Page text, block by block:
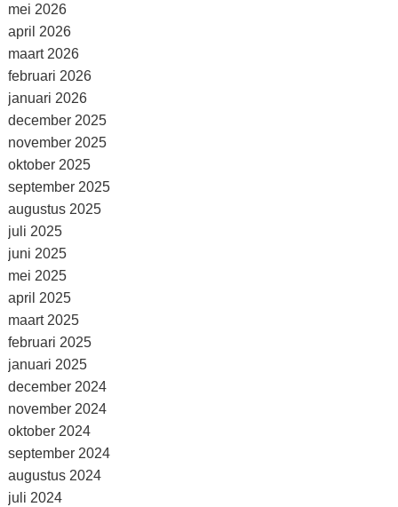
mei 2026
april 2026
maart 2026
februari 2026
januari 2026
december 2025
november 2025
oktober 2025
september 2025
augustus 2025
juli 2025
juni 2025
mei 2025
april 2025
maart 2025
februari 2025
januari 2025
december 2024
november 2024
oktober 2024
september 2024
augustus 2024
juli 2024